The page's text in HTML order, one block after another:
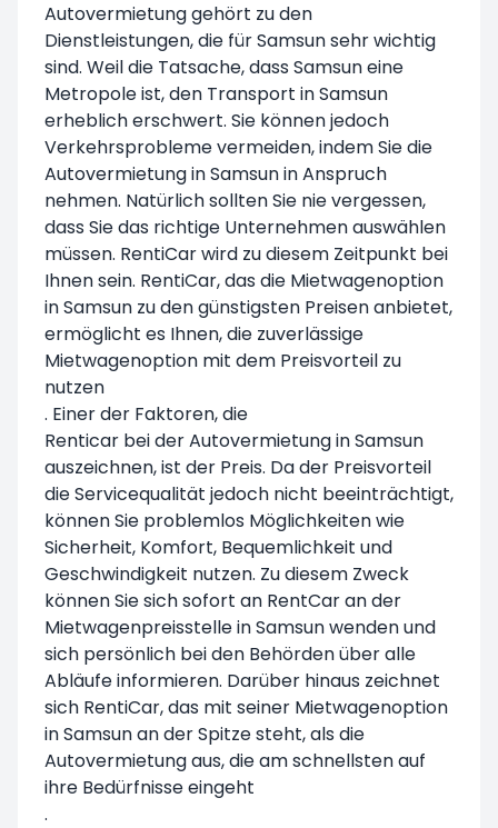
Autovermietung gehört zu den
Dienstleistungen, die für Samsun sehr wichtig
sind. Weil die Tatsache, dass Samsun eine
Metropole ist, den Transport in Samsun
erheblich erschwert. Sie können jedoch
Verkehrsprobleme vermeiden, indem Sie die
Autovermietung in Samsun in Anspruch
nehmen. Natürlich sollten Sie nie vergessen,
dass Sie das richtige Unternehmen auswählen
müssen. RentiCar wird zu diesem Zeitpunkt bei
Ihnen sein. RentiCar, das die Mietwagenoption
in Samsun zu den günstigsten Preisen anbietet,
ermöglicht es Ihnen, die zuverlässige
Mietwagenoption mit dem Preisvorteil zu
nutzen
. Einer der Faktoren, die
Renticar bei der Autovermietung in Samsun
auszeichnen, ist der Preis. Da der Preisvorteil
die Servicequalität jedoch nicht beeinträchtigt,
können Sie problemlos Möglichkeiten wie
Sicherheit, Komfort, Bequemlichkeit und
Geschwindigkeit nutzen. Zu diesem Zweck
können Sie sich sofort an RentCar an der
Mietwagenpreisstelle in Samsun wenden und
sich persönlich bei den Behörden über alle
Abläufe informieren. Darüber hinaus zeichnet
sich RentiCar, das mit seiner Mietwagenoption
in Samsun an der Spitze steht, als die
Autovermietung aus, die am schnellsten auf
ihre Bedürfnisse eingeht
.